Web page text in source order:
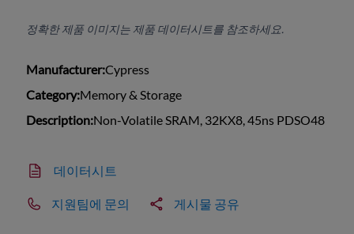
정확한 제품 이미지는 제품 데이터시트를 참조하세요.
Manufacturer:Cypress
Category:Memory & Storage
Description:Non-Volatile SRAM, 32KX8, 45ns PDSO48
데이터시트
지원팀에 문의 게시물 공유